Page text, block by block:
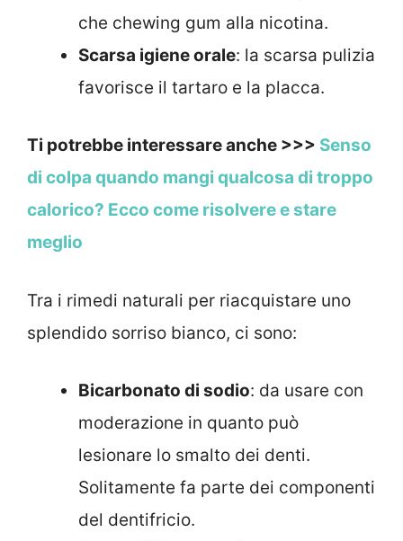
che chewing gum alla nicotina.
Scarsa igiene orale: la scarsa pulizia
favorisce il tartaro e la placca.
Ti potrebbe interessare anche >>> Senso
di colpa quando mangi qualcosa di troppo
calorico? Ecco come risolvere e stare
meglio
Tra i rimedi naturali per riacquistare uno
splendido sorriso bianco, ci sono:
Bicarbonato di sodio: da usare con
moderazione in quanto può
lesionare lo smalto dei denti.
Solitamente fa parte dei componenti
del dentifricio.